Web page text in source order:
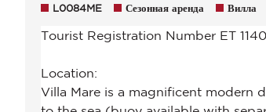
L0084ME Сезонная аренда Вилла